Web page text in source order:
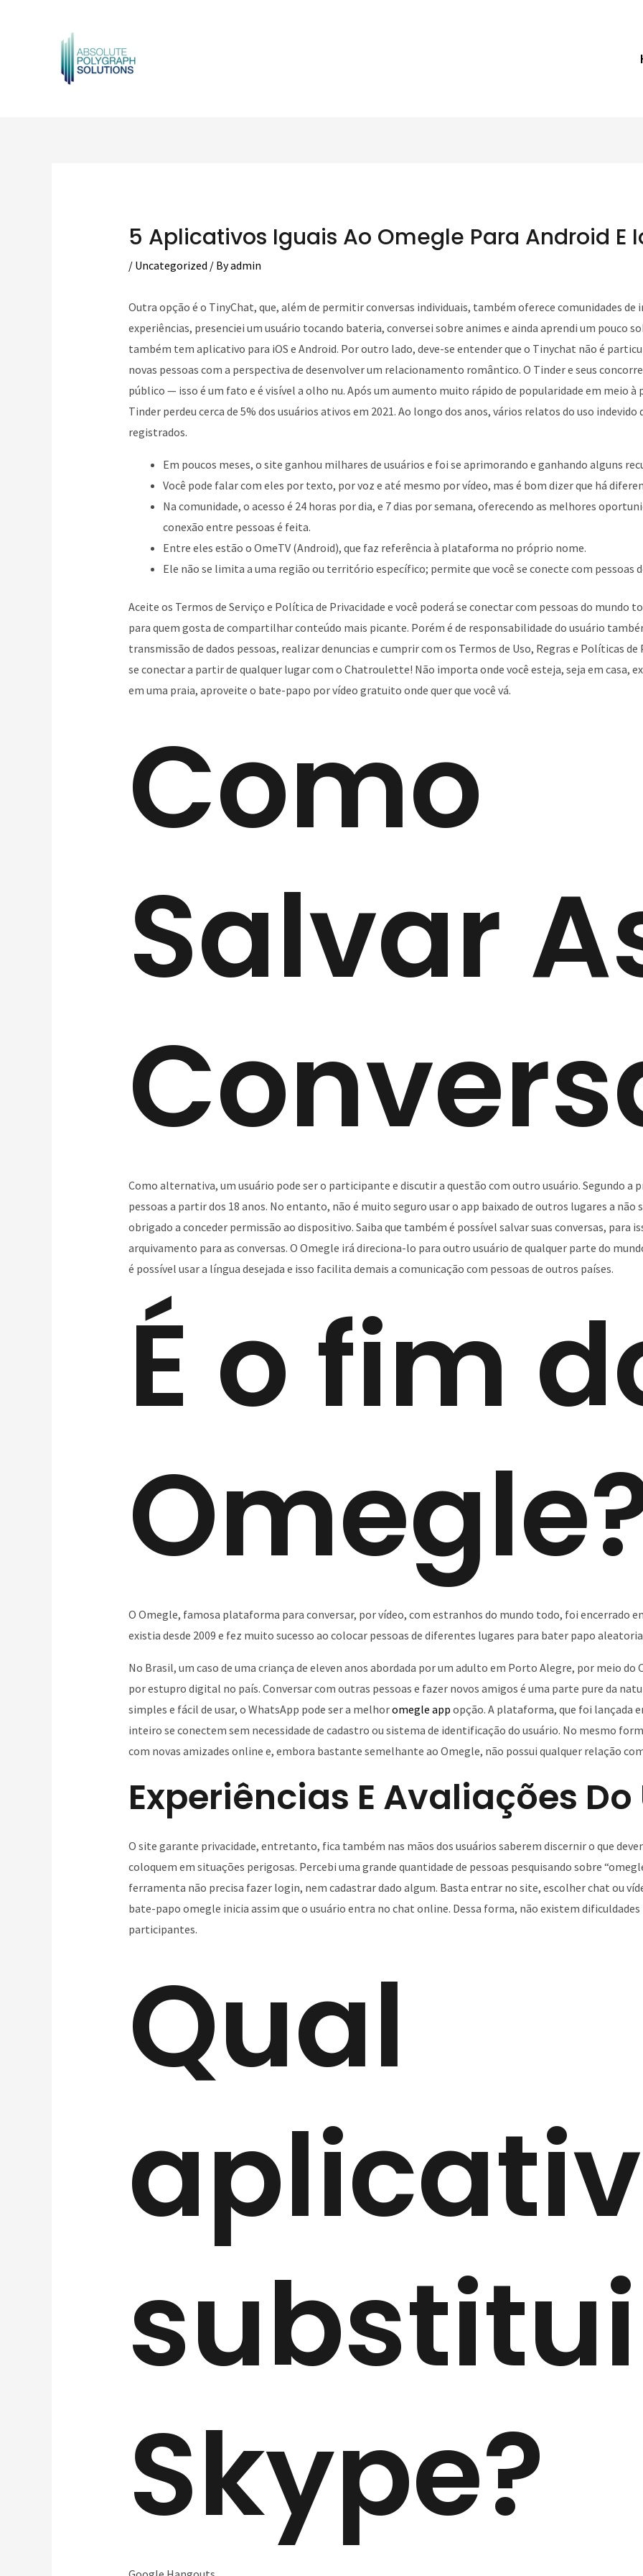
5 Aplicativos Iguais Ao Omegle Para Android E
/ Uncategorized / Byadmin
Outra opção é o TinyChat, que, além de permitir conversas individuais, também oferece comunidades de
experiências, presenciei um usuário tocando bateria, conversei sobre animes e ainda aprendi um pouco
também tem aplicativo para iOS e Android. Por outro lado, deve-se entender que o Tinychat não é
novas pessoas com a perspectiva de desenvolver um relacionamento romântico. O Tinder e seus
público — isso é um fato e é visível a olho nu. Após um aumento muito rápido de popularidade em meio à
Tinder perdeu cerca de 5% dos usuários ativos em 2021. Ao longo dos anos, vários relatos do uso
registrados.
Em poucos meses, o site ganhou milhares de usuários e foi se aprimorando e ganhando alguns
Você pode falar com eles por texto, por voz e até mesmo por vídeo, mas é bom dizer que há
Na comunidade, o acesso é 24 horas por dia, e 7 dias por semana, oferecendo as melhores
conexão entre pessoas é feita.
Entre eles estão o OmeTV (Android), que faz referência à plataforma no próprio nome.
Ele não se limita a uma região ou território específico; permite que você se conecte com pessoas
Aceite os Termos de Serviço e Política de Privacidade e você poderá se conectar com pessoas do mundo
para quem gosta de compartilhar conteúdo mais picante. Porém é de responsabilidade do usuário
transmissão de dados pessoas, realizar denuncias e cumprir com os Termos de Uso, Regras e Políticas
se conectar a partir de qualquer lugar com o Chatroulette! Não importa onde você esteja, seja em casa,
em uma praia, aproveite o bate-papo por vídeo gratuito onde quer que você vá.
Como
Salvar
Como alternativa, um usuário pode ser o participante e discutir a questão com outro usuário. Segundo
pessoas a partir dos 18 anos. No entanto, não é muito seguro usar o app baixado de outros lugares a não
obrigado a conceder permissão ao dispositivo. Saiba que também é possível salvar suas conversas, para
arquivamento para as conversas. O Omegle irá direciona-lo para outro usuário de qualquer parte do
é possível usar a língua desejada e isso facilita demais a comunicação com pessoas de outros países.
É o fim
O Omegle, famosa plataforma para conversar, por vídeo, com estranhos do mundo todo, foi encerrado
existia desde 2009 e fez muito sucesso ao colocar pessoas de diferentes lugares para bater papo
No Brasil, um caso de uma criança de eleven anos abordada por um adulto em Porto Alegre, por meio
por estupro digital no país. Conversar com outras pessoas e fazer novos amigos é uma parte pure da
simples e fácil de usar, o WhatsApp pode ser a melhoromegle app opção. A plataforma, que foi lançada
inteiro se conectem sem necessidade de cadastro ou sistema de identificação do usuário. No mesmo
com novas amizades online e, embora bastante semelhante ao Omegle, não possui qualquer relação
Experiências E Avaliações
O site garante privacidade, entretanto, fica também nas mãos dos usuários saberem discernir o que
coloquem em situações perigosas. Percebi uma grande quantidade de pessoas pesquisando sobre
ferramenta não precisa fazer login, nem cadastrar dado algum. Basta entrar no site, escolher chat ou
bate-papo omegle inicia assim que o usuário entra no chat online. Dessa forma, não existem
participantes.
Qual
Skype?